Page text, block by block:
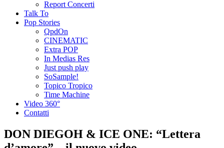
Report Concerti
Talk To
Pop Stories
QpdOn
CINEMATIC
Extra POP
In Medias Res
Just push play
SoSample!
Topico Tropico
Time Machine
Video 360°
Contatti
DON DIEGOH & ICE ONE: “Lettera